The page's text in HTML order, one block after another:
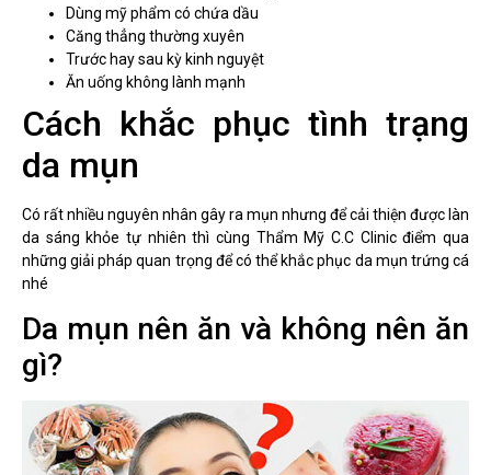
Dùng mỹ phẩm có chứa dầu
Căng thẳng thường xuyên
Trước hay sau kỳ kinh nguyệt
Ăn uống không lành mạnh
Cách khắc phục tình trạng
da mụn
Có rất nhiều nguyên nhân gây ra mụn nhưng để cải thiện được làn
da sáng khỏe tự nhiên thì cùng Thẩm Mỹ C.C Clinic điểm qua
những giải pháp quan trọng để có thể khắc phục da mụn trứng cá
nhé
Da mụn nên ăn và không nên ăn
gì?